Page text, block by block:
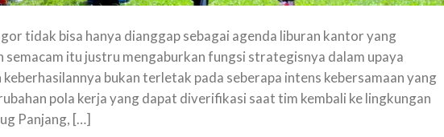
tidak bisa hanya dianggap sebagai agenda liburan kantor yang
itu justru mengaburkan fungsi strategisnya dalam upaya
bukan terletak pada seberapa intens kebersamaan yang
pola kerja yang dapat diverifikasi saat tim kembali ke lingkungan
Panjang, […]